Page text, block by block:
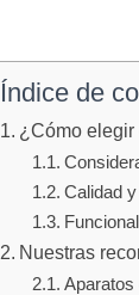
Índice de
¿Cómo
Calidad
Nuestras
Aparatos